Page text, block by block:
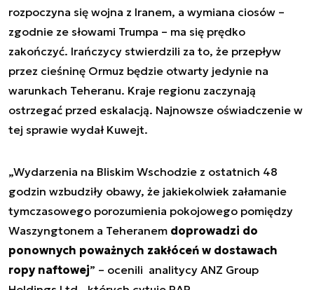
rozpoczyna się wojna z Iranem, a wymiana ciosów –
zgodnie ze słowami Trumpa – ma się prędko
zakończyć. Irańczycy stwierdzili za to, że przepływ
przez cieśninę Ormuz będzie otwarty jedynie na
warunkach Teheranu. Kraje regionu zaczynają
ostrzegać przed eskalacją. Najnowsze oświadczenie w
tej sprawie wydał Kuwejt.
„Wydarzenia na Bliskim Wschodzie z ostatnich 48
godzin wzbudziły obawy, że jakiekolwiek załamanie
tymczasowego porozumienia pokojowego pomiędzy
Waszyngtonem a Teheranem doprowadzi do
ponownych poważnych zakłóceń w dostawach
ropy naftowej” – ocenili analitycy ANZ Group